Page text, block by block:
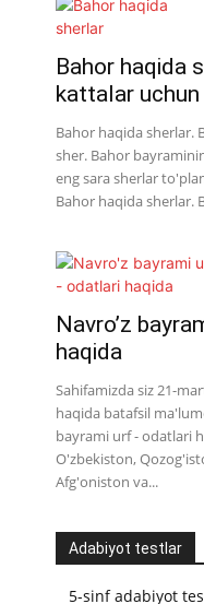
Bahor haqida
kattalar uchun
Bahor haqida sherlar.
sher. Bahor
eng sara sherlar
Bahor haqida sherlar.
Navro’z
haqida
Sahifamizda siz 21-
haqida batafsil
bayrami urf - odatlari
O'zbekiston,
Afg'oniston va...
Adabiyot testlar
5-sinf adabiyot